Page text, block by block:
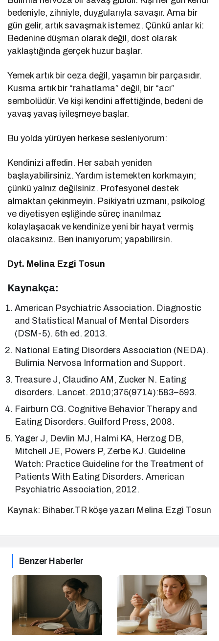
bedeniyle, zihniyle, duygularıyla savaşır. Ama bir
gün gelir, artık savaşmak istemez. Çünkü anlar ki:
Bedenine düşman olarak değil, dost olarak
yaklaştığında gerçek huzur başlar.
Yemek artık bir ceza değil, yaşamın bir parçasıdır.
Kusma artık bir “rahatlama” değil, bir “acı”
sembolüdür. Ve kişi kendini affettiğinde, bedeni de
yavaş yavaş iyileşmeye başlar.
Bu yolda yürüyen herkese sesleniyorum:
Kendinizi affedin. Her sabah yeniden
başlayabilirsiniz. Yardım istemekten korkmayın;
çünkü yalnız değilsiniz. Profesyonel destek
almaktan çekinmeyin. Psikiyatri uzmanı, psikolog
ve diyetisyen eşliğinde süreç inanılmaz
kolaylaşacak ve kendinize yeni bir hayat vermiş
olacaksınız. Ben inanıyorum; yapabilirsin.
Dyt. Melina Ezgi Tosun
Kaynakça:
American Psychiatric Association. Diagnostic
and Statistical Manual of Mental Disorders
(DSM-5). 5th ed. 2013.
National Eating Disorders Association (NEDA).
Bulimia Nervosa Information and Support.
Treasure J, Claudino AM, Zucker N. Eating
disorders. Lancet. 2010;375(9714):583–593.
Fairburn CG. Cognitive Behavior Therapy and
Eating Disorders. Guilford Press, 2008.
Yager J, Devlin MJ, Halmi KA, Herzog DB,
Mitchell JE, Powers P, Zerbe KJ. Guideline
Watch: Practice Guideline for the Treatment of
Patients With Eating Disorders. American
Psychiatric Association, 2012.
Kaynak: Bihaber.TR köşe yazarı Melina Ezgi Tosun
Benzer Haberler